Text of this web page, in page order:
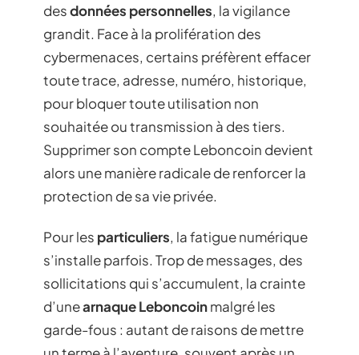
desdonnées personnelles, la vigilance
grandit. Face à la prolifération des
cybermenaces, certains préfèrent effacer
toute trace, adresse, numéro, historique,
pour bloquer toute utilisation non
souhaitée ou transmission à des tiers.
Supprimer son compte Leboncoin devient
alors une manière radicale de renforcer la
protection de sa vie privée.
Pour les particuliers, la fatigue numérique
s’installe parfois. Trop de messages, des
sollicitations qui s’accumulent, la crainte
d’unearnaque Leboncoinmalgré les
garde-fous : autant de raisons de mettre